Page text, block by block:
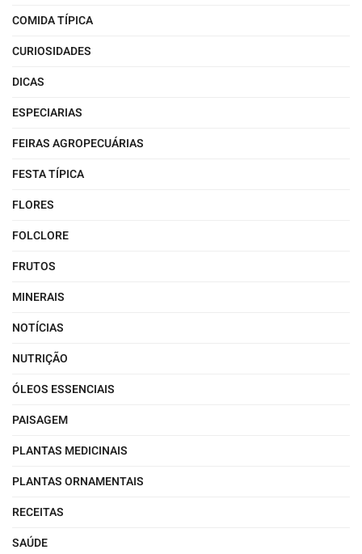
COMIDA TÍPICA
CURIOSIDADES
DICAS
ESPECIARIAS
FEIRAS AGROPECUÁRIAS
FESTA TÍPICA
FLORES
FOLCLORE
FRUTOS
MINERAIS
NOTÍCIAS
NUTRIÇÃO
ÓLEOS ESSENCIAIS
PAISAGEM
PLANTAS MEDICINAIS
PLANTAS ORNAMENTAIS
RECEITAS
SAÚDE